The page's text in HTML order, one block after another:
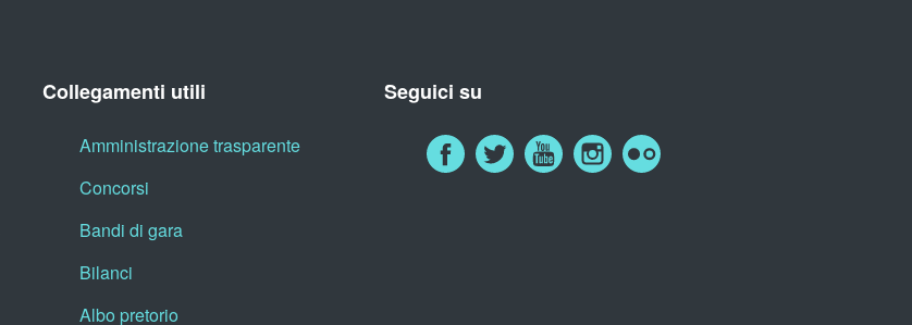
Collegamenti utili
Amministrazione trasparente
Concorsi
Bandi di gara
Bilanci
Albo pretorio
Seguici su